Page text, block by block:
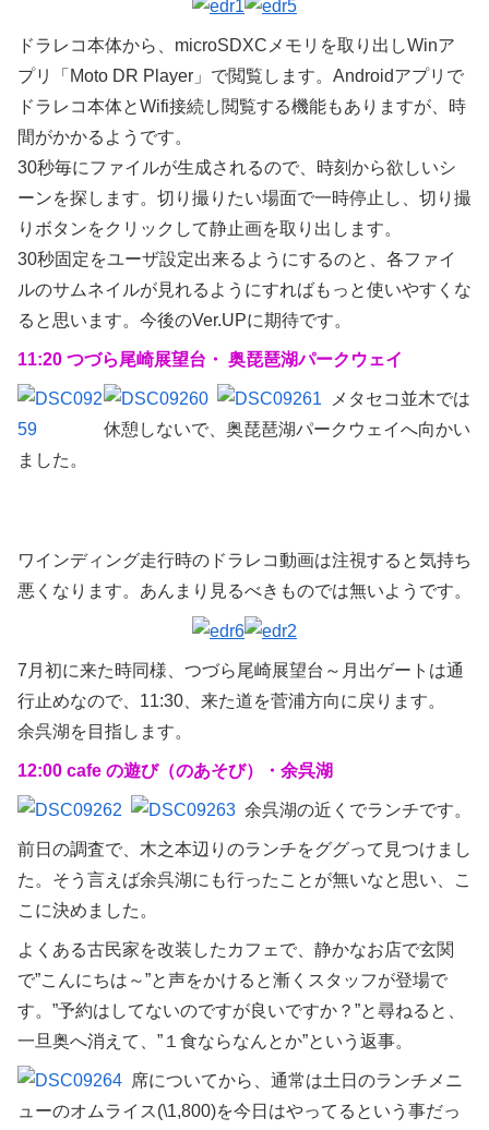
ドラレコ本体から、microSDXCメモリを取り出しWinア
プリ「Moto DR Player」で閲覧します。Androidアプリで
ドラレコ本体とWifi接続し閲覧する機能もありますが、時
間がかかるようです。
30秒毎にファイルが生成されるので、時刻から欲しいシ
ーンを探します。切り撮りたい場面で一時停止し、切り撮
りボタンをクリックして静止画を取り出します。
30秒固定をユーザ設定出来るようにするのと、各ファイ
ルのサムネイルが見れるようにすればもっと使いやすくな
ると思います。今後のVer.UPに期待です。
11:20 つづら尾崎展望台・ 奥琵琶湖パークウェイ
メタセコ並木では
休憩しないで、奥琵琶湖パークウェイへ向かい
ました。
ワインディング走行時のドラレコ動画は注視すると気持ち
悪くなります。あんまり見るべきものでは無いようです。
7月初に来た時同様、つづら尾崎展望台～月出ゲートは通
行止めなので、11:30、来た道を菅浦方向に戻ります。
余呉湖を目指します。
12:00 cafe の遊び（のあそび）・余呉湖
余呉湖の近くでランチです。
前日の調査で、木之本辺りのランチをググって見つけまし
た。そう言えば余呉湖にも行ったことが無いなと思い、こ
こに決めました。
よくある古民家を改装したカフェで、静かなお店で玄関
で”こんにちは～”と声をかけると漸くスタッフが登場で
す。”予約はしてないのですが良いですか？”と尋ねると、
一旦奥へ消えて、”１食ならなんとか”という返事。
席についてから、通常は土日のランチメニ
ューのオムライス(\1,800)を今日はやってるという事だっ